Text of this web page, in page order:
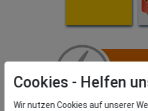
Cookies
Wir nutzen Cookies auf unserer